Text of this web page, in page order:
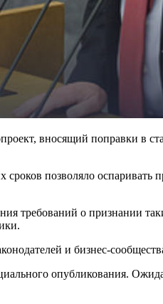
вносящий поправки в
позволяло оспаривать
требований о признании
и бизнес-
опубликования.